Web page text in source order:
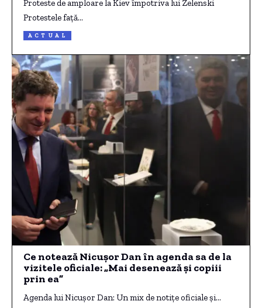
Proteste de amploare la Kiev împotriva lui Zelenski
Protestele față…
ACTUAL
Ce notează Nicușor Dan în agenda sa de la
vizitele oficiale: „Mai desenează și copiii
prin ea”
Agenda lui Nicușor Dan: Un mix de notițe oficiale și…